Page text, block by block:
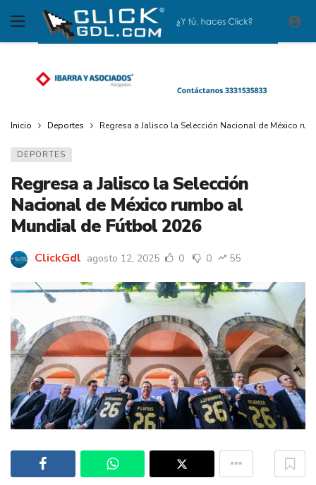
Inicio Deportes Regresa a Jalisco la Selección Nacional de México
DEPORTES
Regresa a Jalisco la Selección
Nacional de México rumbo al
Mundial de Fútbol 2026
ClickGdl agosto 12, 2025 0 0 55